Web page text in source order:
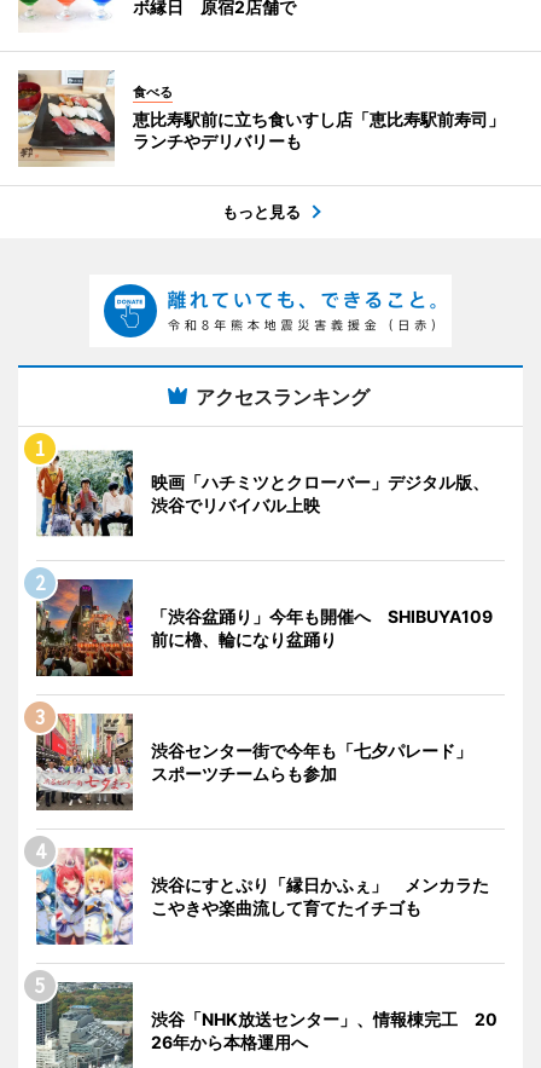
ボ縁日 原宿2店舗で
食べる
恵比寿駅前に立ち食いすし店「恵比寿駅前寿司」
ランチやデリバリーも
もっと見る
アクセスランキング
映画「ハチミツとクローバー」デジタル版、
渋谷でリバイバル上映
「渋谷盆踊り」今年も開催へ SHIBUYA109
前に櫓、輪になり盆踊り
渋谷センター街で今年も「七夕パレード」
スポーツチームらも参加
渋谷にすとぷり「縁日かふぇ」 メンカラた
こやきや楽曲流して育てたイチゴも
渋谷「NHK放送センター」、情報棟完工 20
26年から本格運用へ